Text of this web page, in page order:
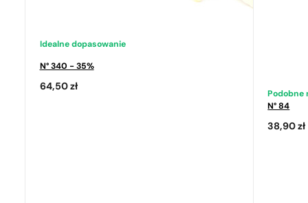
Idealne dopasowanie
N° 340 - 35%
64,50 zł
Podobne
N° 84
38,90zł